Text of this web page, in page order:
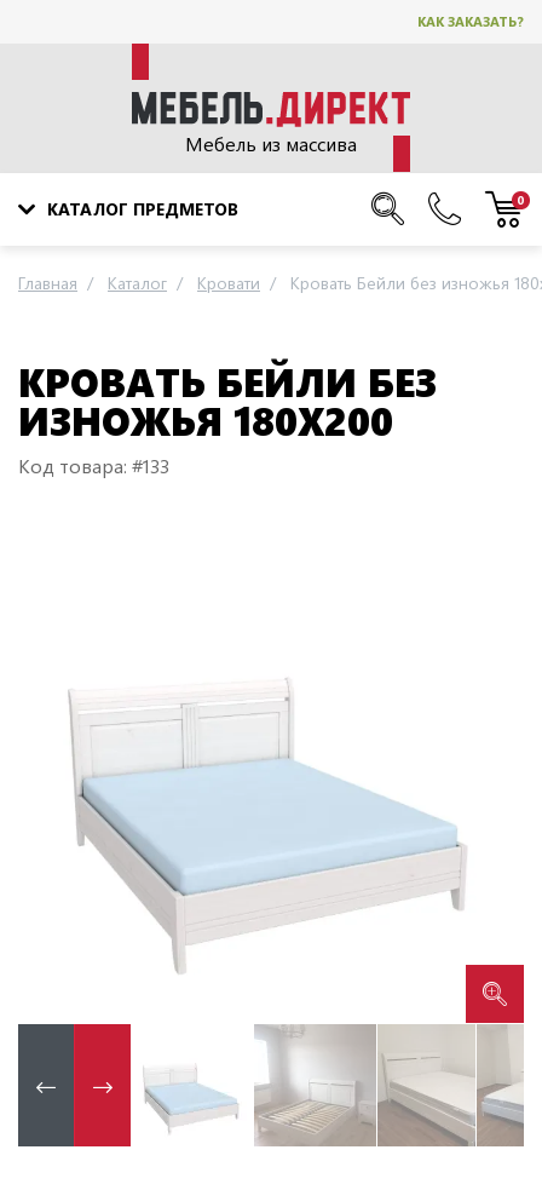
КАК ЗАКАЗАТЬ?
Мебель из массива
КАТАЛОГ ПРЕДМЕТОВ 0
Главная Каталог Кровати Кровать Бейли без изножья
КРОВАТЬ БЕЙЛИ БЕЗ
ИЗНОЖЬЯ 180Х200
Код товара: #133